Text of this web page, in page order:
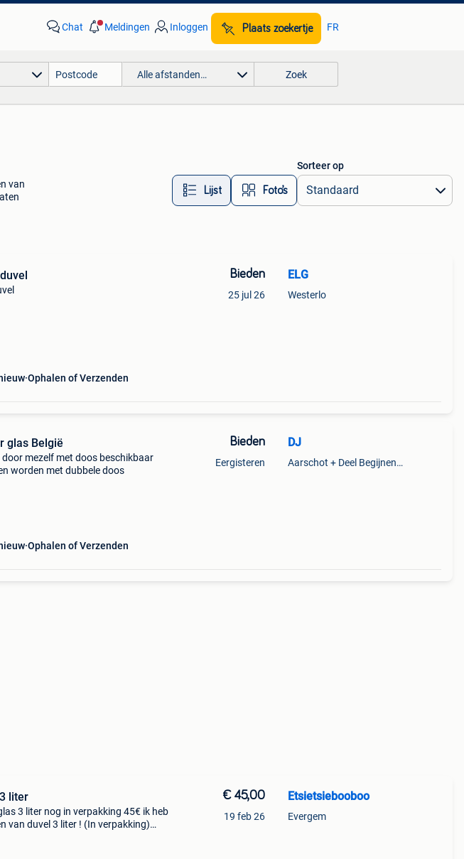
Chat Meldingen Inloggen Plaats zoekertje FR
Alle afstanden… Zoek
van
Lijst Foto’s
Sorteer op
Ophalen of Verzenden
Bieden
25 jul 26
ELG
Westerlo
glas België
mezelf met doos beschikbaar
worden met dubbele doos
Ophalen of Verzenden
Bieden
Eergisteren
DJ
Aarschot + Deel Begijnendijk
liter
3 liter nog in verpakking 45€ ik heb
van duvel 3 liter ! (In verpakking)
€ 45,00
19 feb 26
Etsietsiebooboo
Evergem